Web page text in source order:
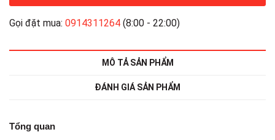
Gọi đặt mua: 0914311264 (8:00 - 22:00)
MÔ TẢ SẢN PHẨM
ĐÁNH GIÁ SẢN PHẨM
Tổng quan